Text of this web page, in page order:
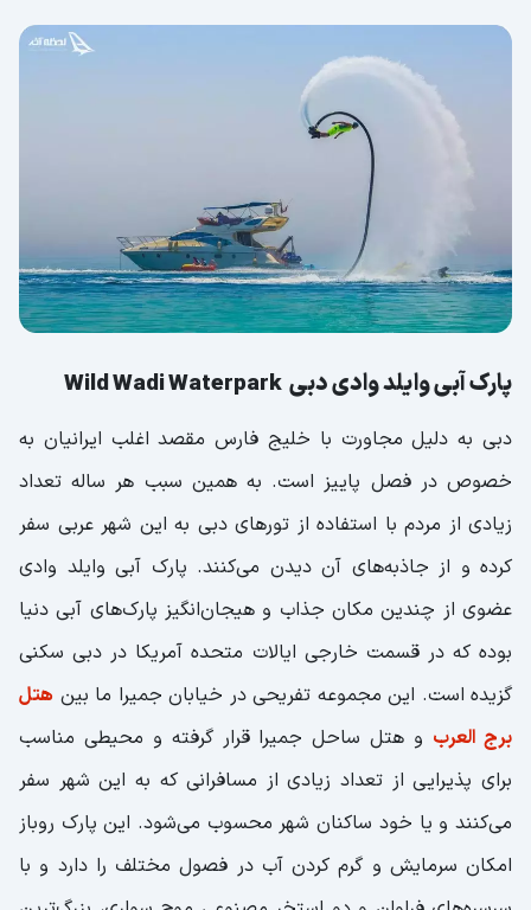
پارک آبی وایلد وادی دبی Wild Wadi Waterpark
دبی به دلیل مجاورت با خلیج فارس مقصد اغلب ایرانیان به
خصوص در فصل پاییز است. به همین سبب هر ساله تعداد
زیادی از مردم با استفاده از تور‌های دبی به این شهر عربی سفر
کرده و از جاذبه‌های آن دیدن می‌کنند. پارک آبی وایلد وادی
عضوی از چندین مکان جذاب و هیجان‌انگیز پارک‌های آبی دنیا
بوده که در قسمت خارجی ایالات متحده آمریکا در دبی سکنی
گزیده است. این مجموعه تفریحی در خیابان جمیرا ما بین هتل
برج العرب و هتل ساحل جمیرا قرار گرفته و محیطی مناسب
برای پذیرایی از تعداد زیادی از مسافرانی که به این شهر سفر
می‌کنند و یا خود ساکنان شهر محسوب می‌شود. این پارک روباز
امکان سرمایش و گرم کردن آب در فصول مختلف را دارد و با